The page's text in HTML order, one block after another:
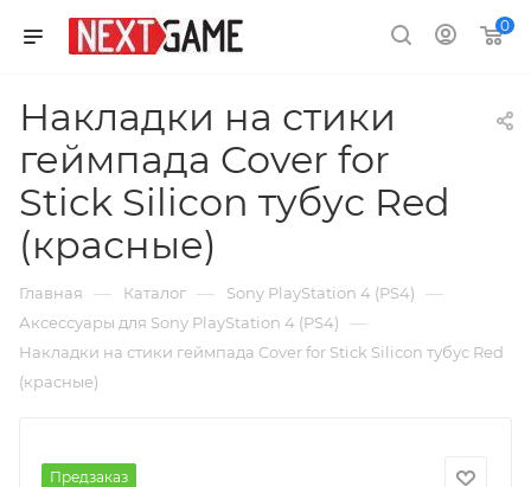
0
Накладки на стики
геймпада Cover for
Stick Silicon тубус Red
(красные)
Главная — Каталог — Sony PlayStation 4 (PS4) —
Аксессуары для Sony PlayStation 4 (PS4) —
Накладки на стики геймпада Cover for Stick Silicon тубус Red
(красные)
Предзаказ